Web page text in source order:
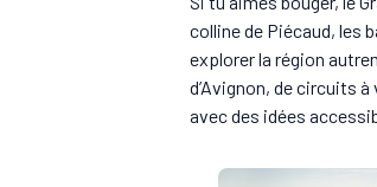
colline de Piécaud, les
explorer la région
d’Avignon, de circuits
avec des idées